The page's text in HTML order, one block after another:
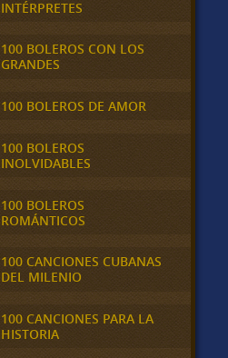
INTÉRPRETES
100 BOLEROS CON LOS
GRANDES
100 BOLEROS DE AMOR
100 BOLEROS
INOLVIDABLES
100 BOLEROS
ROMÁNTICOS
100 CANCIONES CUBANAS
DEL MILENIO
100 CANCIONES PARA LA
HISTORIA